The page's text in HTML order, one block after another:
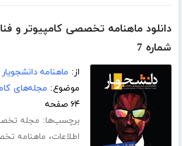
دانلود ماهنامه تخصصی کامپیوتر و
شماره 7
از: ماهنامه دانشجویار
موضوع: مجله‌های
۶۴ صفحه
برچسب‌ها: مجله
اطلاعات، ماهنامه